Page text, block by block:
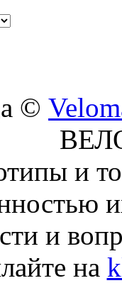
©
и
и
на